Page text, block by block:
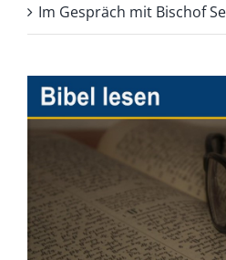
Im Gespräch mit Bischof